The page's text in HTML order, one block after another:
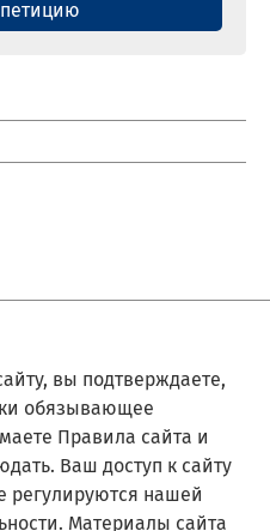
вы подтверждаете,
обязывающее
Правила сайта и
Ваш доступ к сайту
регулируются нашей
Материалы сайта